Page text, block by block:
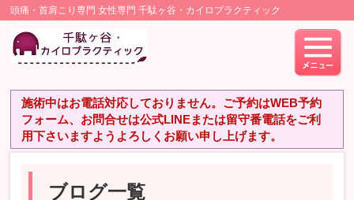
頭痛・首肩こり専門 女性専門 千駄ヶ谷・カイロプラクティック
施術中はお電話対応しておりません。ご予約はWEB予約
フォーム、お問合せは公式LINEまたは留守番電話をご利
用下さいますようよろしくお願い申し上げます。
ブログ一覧